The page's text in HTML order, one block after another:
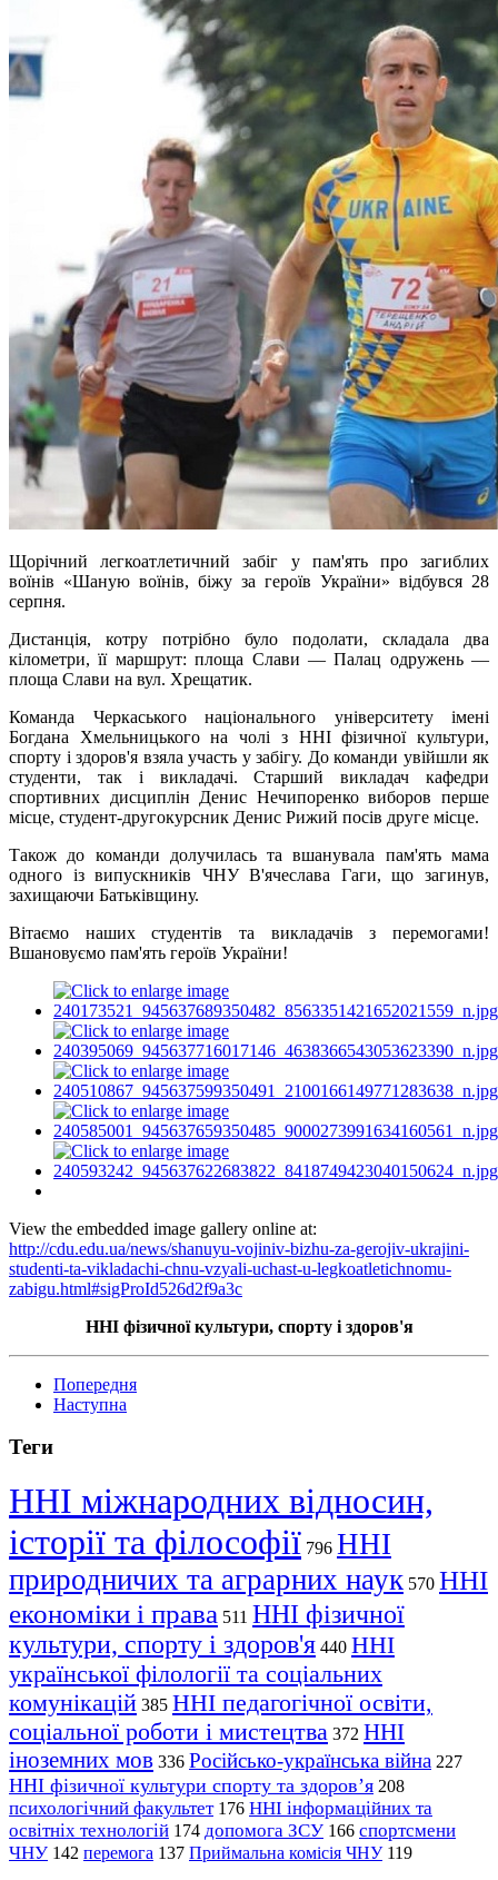
Щорічний легкоатлетичний забіг у пам'ять про загиблих
воїнів «Шаную воїнів, біжу за героїв України» відбувся 28
серпня.
Дистанція, котру потрібно було подолати, складала два
кілометри, її маршрут: площа Слави — Палац одружень —
площа Слави на вул. Хрещатик.
Команда Черкаського національного університету імені
Богдана Хмельницького на чолі з ННІ фізичної культури,
спорту і здоров'я взяла участь у забігу. До команди увійшли як
студенти, так і викладачі. Старший викладач кафедри
спортивних дисциплін Денис Нечипоренко виборов перше
місце, студент-другокурсник Денис Рижий посів друге місце.
Також до команди долучилась та вшанувала пам'ять мама
одного із випускників ЧНУ В'ячеслава Гаги, що загинув,
захищаючи Батьківщину.
Вітаємо наших студентів та викладачів з перемогами!
Вшановуємо пам'ять героїв України!
View the embedded image gallery online at:
http://cdu.edu.ua/news/shanuyu-vojiniv-bizhu-za-gerojiv-ukrajini-
studenti-ta-vikladachi-chnu-vzyali-uchast-u-legkoatletichnomu-
zabigu.html#sigProId526d2f9a3c
ННІ фізичної культури, спорту і здоров'я
Попередня
Наступна
Теги
ННІ міжнародних відносин,
історії та філософії 796 ННІ
природничих та аграрних наук 570 ННІ
економіки і права 511 ННІ фізичної
культури, спорту і здоров'я 440 ННІ
української філології та соціальних
комунікацій 385 ННІ педагогічної освіти,
соціальної роботи і мистецтва 372 ННІ
іноземних мов 336 Російсько-українська війна 227
ННІ фізичної культури спорту та здоров’я 208
психологічний факультет 176 ННІ інформаційних та
освітніх технологій 174 допомога ЗСУ 166 спортсмени
ЧНУ 142 перемога 137 Приймальна комісія ЧНУ 119